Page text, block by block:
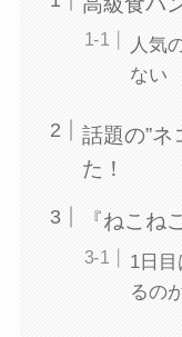
人気
ない
話題の”ネ
た！
『ねこね
1日
るの